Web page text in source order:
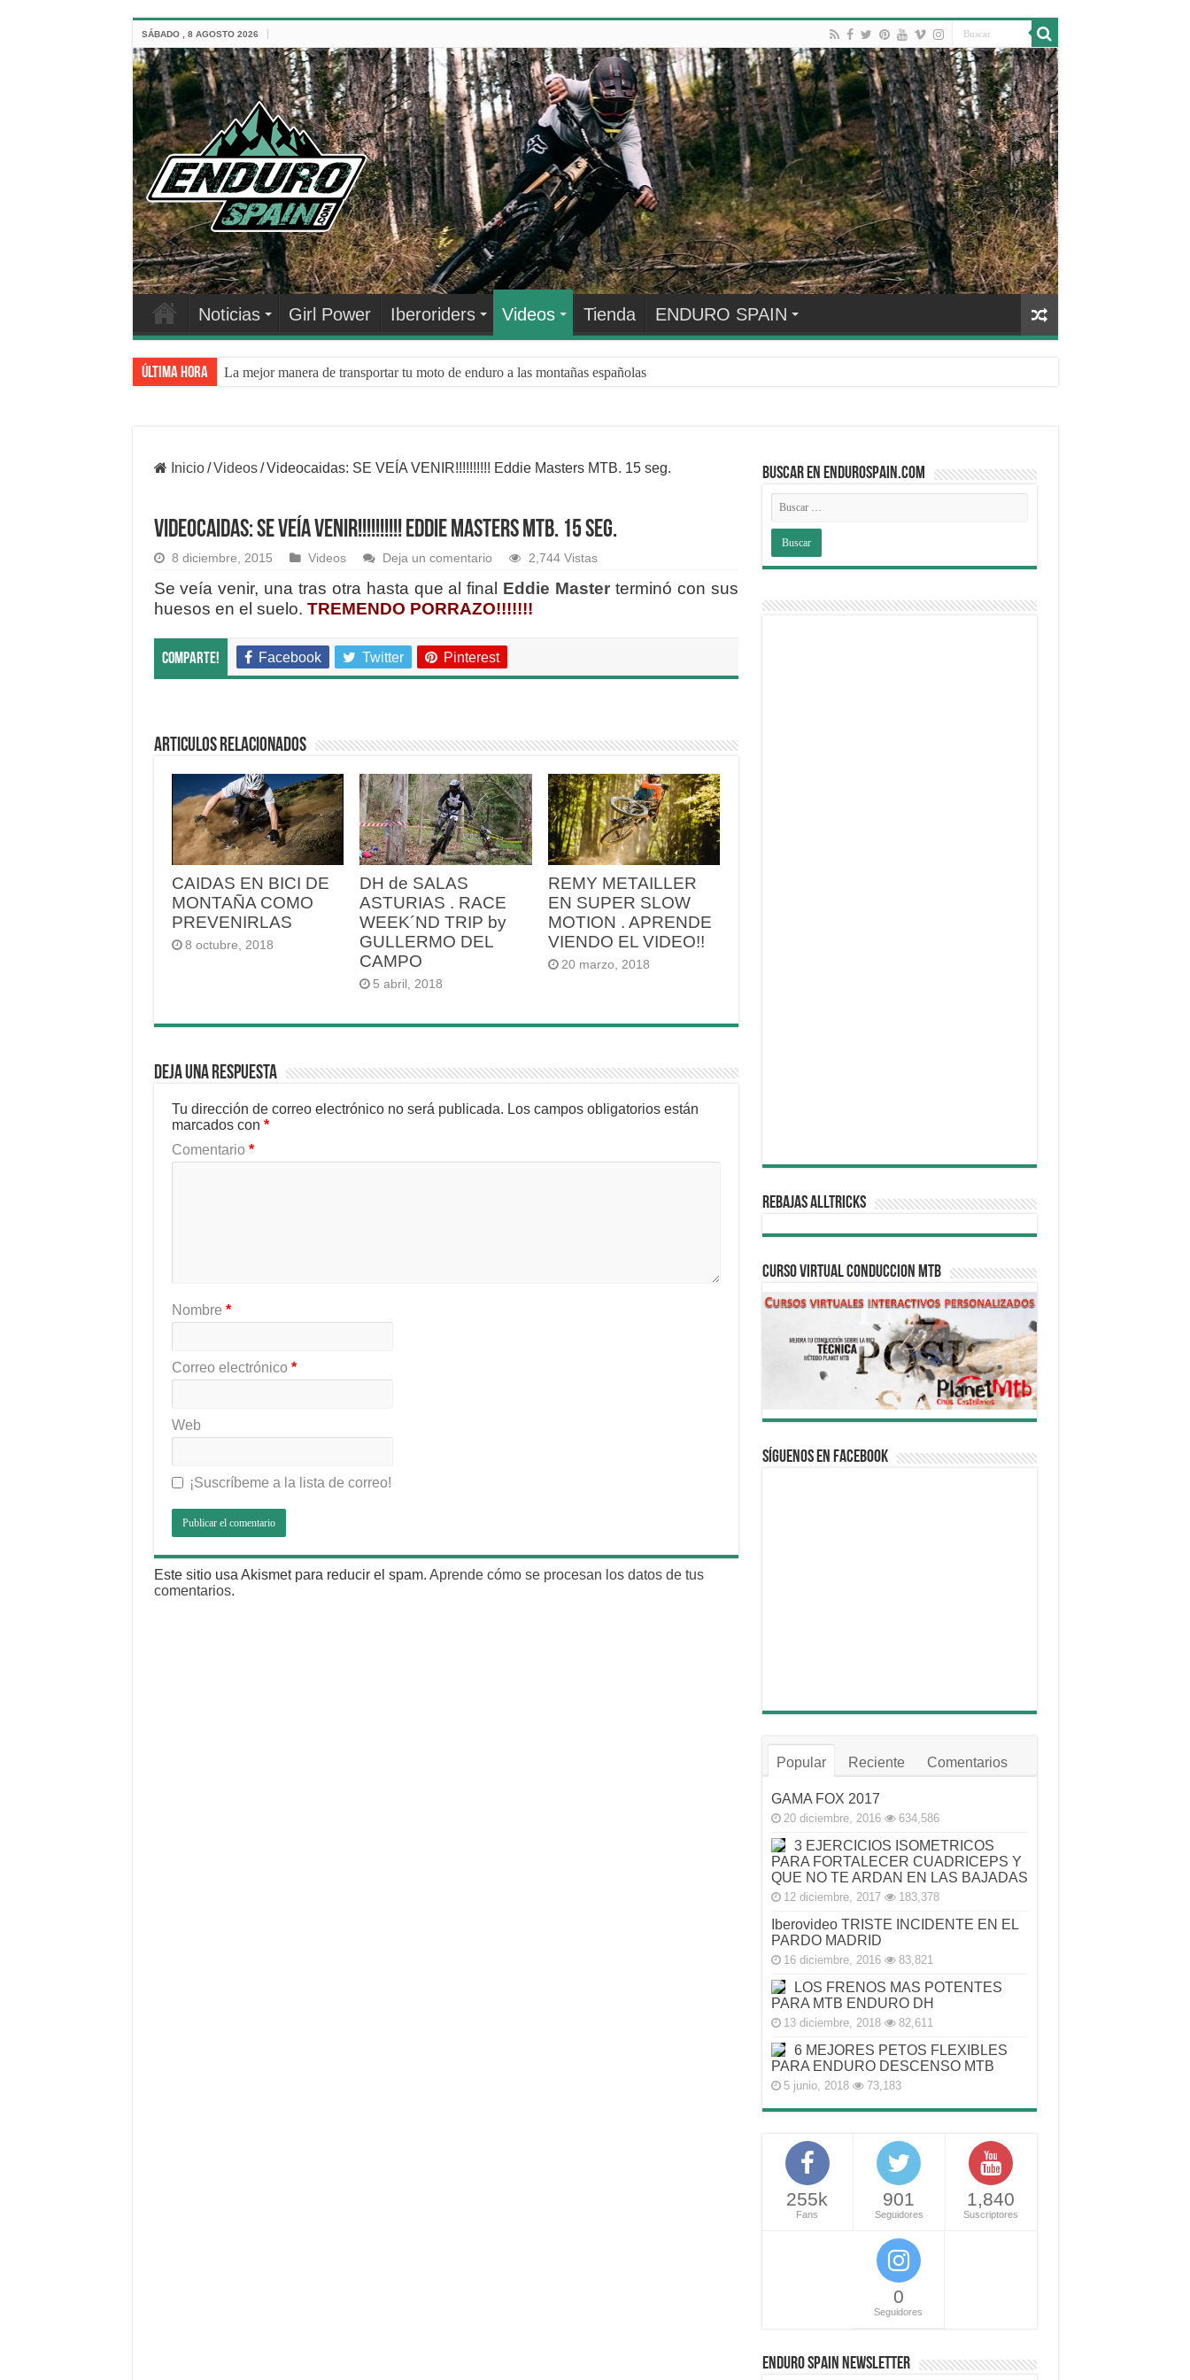
SÁBADO , 8 AGOSTO 2026
Noticias Girl Power Iberoriders Videos Tienda ENDURO SPAIN
Última hora La mejor manera de transportar tu moto de enduro a las montañas españolas
Inicio / Videos / Videocaidas: SE VEÍA VENIR!!!!!!!!!! Eddie Masters MTB. 15 seg.
Videocaidas: SE VEÍA VENIR!!!!!!!!!! Eddie Masters MTB. 15 seg.
8 diciembre, 2015 Videos Deja un comentario 2,744 Vistas
Se veía venir, una tras otra hasta que al final Eddie Masterterminó con sus
huesos en el suelo. TREMENDO PORRAZO!!!!!!!
Comparte! Facebook Twitter Pinterest
Articulos relacionados
CAIDAS EN BICI DE
MONTAÑA COMO
PREVENIRLAS
8 octubre, 2018
DH de SALAS
ASTURIAS . RACE
WEEK´ND TRIP by
GULLERMO DEL
CAMPO
5 abril, 2018
REMY METAILLER
EN SUPER SLOW
MOTION . APRENDE
VIENDO EL VIDEO!!
20 marzo, 2018
Deja una respuesta
Tu dirección de correo electrónico no será publicada. Los campos obligatorios están
marcados con *
Comentario *
Nombre *
Correo electrónico *
Web
¡Suscríbeme a la lista de correo!
Este sitio usa Akismet para reducir el spam. Aprende cómo se procesan los datos de tus
comentarios.
BUSCAR EN ENDUROSPAIN.COM
REBAJAS ALLTRICKS
CURSO VIRTUAL CONDUCCION MTB
Síguenos en Facebook
Popular Reciente Comentarios
GAMA FOX 2017
20 diciembre, 2016 634,586
3 EJERCICIOS ISOMETRICOS
PARA FORTALECER CUADRICEPS Y
QUE NO TE ARDAN EN LAS BAJADAS
12 diciembre, 2017 183,378
Iberovideo TRISTE INCIDENTE EN EL
PARDO MADRID
16 diciembre, 2016 83,821
LOS FRENOS MAS POTENTES
PARA MTB ENDURO DH
13 diciembre, 2018 82,611
6 MEJORES PETOS FLEXIBLES
PARA ENDURO DESCENSO MTB
5 junio, 2018 73,183
255k
Fans
901
Seguidores
1,840
Suscriptores
0
Seguidores
ENDURO SPAIN NEWSLETTER